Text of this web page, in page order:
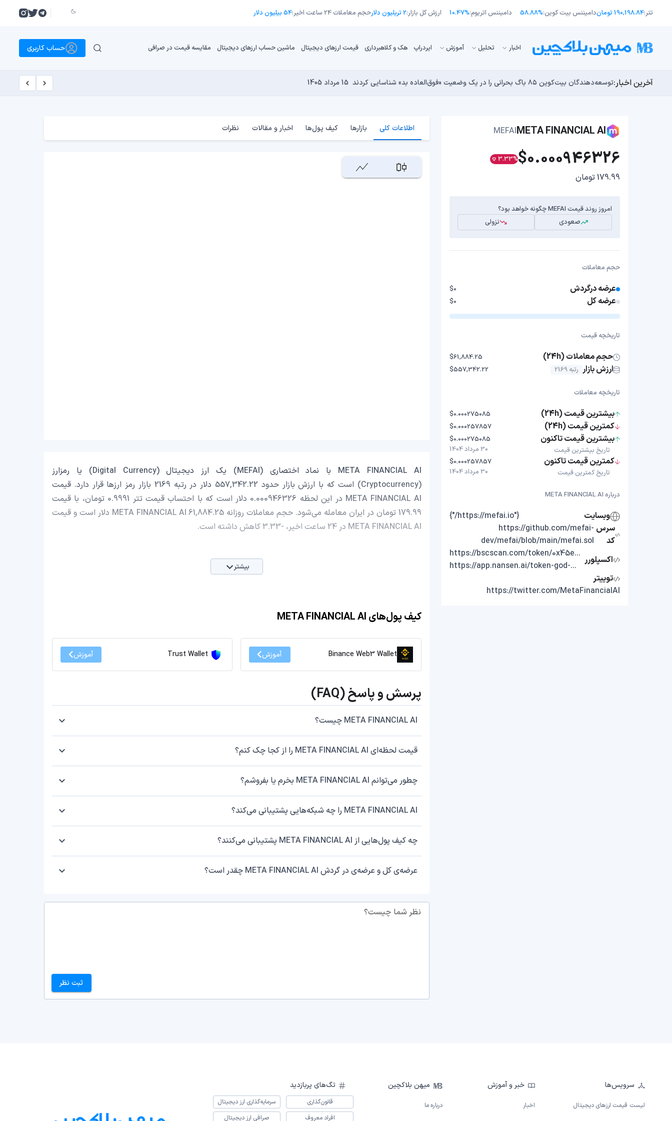
تتر:190,198.84 تومان دامیننس بیت کوین:58.88% دامیننس اتریوم:10.47% ارزش کل بازار:2 تریلیون دلار حجم معاملات 24 ساعت اخیر: 54 بیلیون دلار
اﺧﺒﺎر تحلیل آموزش ایردراپ هک و کلاهبرداری قیمت ارزهای دیجیتال ماشین حساب ارزهای دیجیتال مقایسه قیمت در صرافی حساب کاربری
آخرین اخبار:توسعه‌دهندگان بیت‌کوین ۸۵ باگ بحرانی را در یک وضعیت «فوق‌العاده بد» شناسایی کردند 15 مرداد 1405 اوج‌گیری طلا با تقاضای چین؛ چرا قیمت بیت کوین در ۶۴ هزار دلار درجا می‌زند؟ 15 مرداد 1405
بدترین نمودار برای گاوهای بیت کوین؛ آیا دوران رالی‌های نجومی به پایان رسیده است؟ 14 مرداد 1405 انتقال ۶۶ میلیون دلاری بیت کوین توسط مایکرواستراتژی؛ آیا فشار فروش جدیدی در راه است؟ 14 مرداد 1405 یک نقشه راه کوانتومی، بیت‌کوین را بسیار بالاتر خواهد برد 13 مرداد 1405
META FINANCIAL AI
MEFAI
$0.000946326
3.33%
179.99 تومان
امروز روند قیمت MEFAI چگونه خواهد بود؟
صعودی
نزولی
حجم معاملات
عرضه درگردش $0
عرضه کل $0
تاریخچه قیمت
حجم معاملات (24h) $61,884.25
ارزش بازار رتبه 2169 $557,342.22
تاریخچه معاملات
بیشترین قیمت (24h) $0.000275085
کمترین قیمت (24h) $0.000257857
بیشترین قیمت تاکنون
تاریخ بیشترین قیمت
$0.000275085
30 مرداد 1404
کمترین قیمت تاکنون
تاریخ کمترین قیمت
$0.000257857
30 مرداد 1404
درباره META FINANCIAL AI
وبسایت
{"https://mefai.io/"}
سرس
کد
https://github.com/mefai-
dev/mefai/blob/main/mefai.sol
اکسپلورر
https://bscscan.com/token/0x45e57907058c707a068100de358ba4535b18e2f3
https://app.nansen.ai/token-god-mode?chain=bnb&tab=transactions&tokenAddress=0x45E57907058c707a068100De358BA4535b18E2F3
توییتر
https://twitter.com/MetaFinancialAI
اطلاعات کلی بازارها کیف پول‌ها اخبار و مقالات نظرات
META FINANCIAL AI با نماد اختصاری (MEFAI) یک ارز دیجیتال (Digital Currency) یا رمزارز
(Cryptocurrency) است که با ارزش بازار حدود 557,342.22 دلار در رتبه 2169 بازار رمز ارزها قرار دارد. قیمت
META FINANCIAL AI در این لحظه 0.000946326 دلار است که با احتساب قیمت تتر 0.9991 تومان، با قیمت
179.99 تومان در ایران معامله می‌شود. حجم معاملات روزانه META FINANCIAL AI 61,884.25 دلار است و قیمت
META FINANCIAL AI در 24 ساعت اخیر، -3.33 کاهش داشته است.
بیشتر
کیف پول‌های META FINANCIAL AI
Binance Web3 Wallet آموزش Trust Wallet آموزش
پرسش و پاسخ (FAQ)
META FINANCIAL AI چیست؟
قیمت لحظه‌ای META FINANCIAL AI را از کجا چک کنم؟
چطور می‌توانم META FINANCIAL AI بخرم یا بفروشم؟
META FINANCIAL AI را چه شبکه‌هایی پشتیبانی می‌کند؟
چه کیف پول‌هایی از META FINANCIAL AI پشتیبانی می‌کنند؟
عرضه‌ی کل و عرضه‌ی در گردش META FINANCIAL AI چقدر است؟
نظر شما چیست؟
ثبت نظر
سرویس‌ها
لیست قیمت ارزهای دیجیتال
خبر و آموزش
اخبار
میهن بلاکچین
درباره ما
تگ‌های پربازدید
قانون‌گذاری
سرمایه‌گذاری ارز دیجیتال
افراد معروف
صرافی ارز دیجیتال